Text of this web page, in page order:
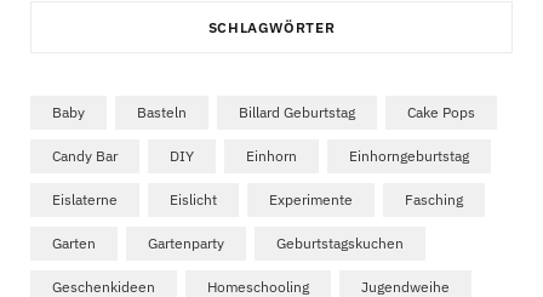
SCHLAGWÖRTER
Baby Basteln Billard Geburtstag Cake Pops
Candy Bar DIY Einhorn Einhorngeburtstag
Eislaterne Eislicht Experimente Fasching
Garten Gartenparty Geburtstagskuchen
Geschenkideen Homeschooling Jugendweihe